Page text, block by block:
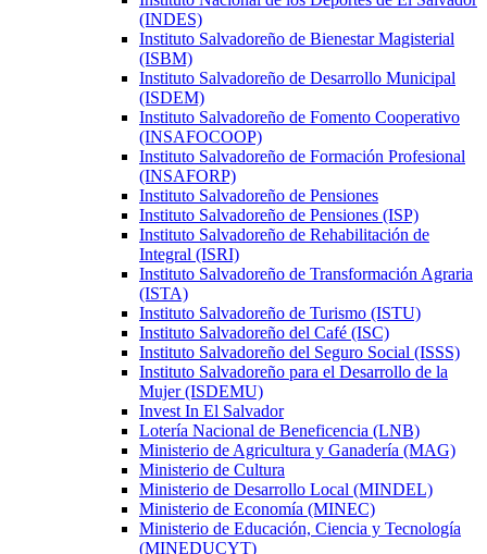
(INDES)
Instituto Salvadoreño de Bienestar Magisterial
(ISBM)
Instituto Salvadoreño de Desarrollo Municipal
(ISDEM)
Instituto Salvadoreño de Fomento Cooperativo
(INSAFOCOOP)
Instituto Salvadoreño de Formación Profesional
(INSAFORP)
Instituto Salvadoreño de Pensiones
Instituto Salvadoreño de Pensiones (ISP)
Instituto Salvadoreño de Rehabilitación de
Integral (ISRI)
Instituto Salvadoreño de Transformación Agraria
(ISTA)
Instituto Salvadoreño de Turismo (ISTU)
Instituto Salvadoreño del Café (ISC)
Instituto Salvadoreño del Seguro Social (ISSS)
Instituto Salvadoreño para el Desarrollo de la
Mujer (ISDEMU)
Invest In El Salvador
Lotería Nacional de Beneficencia (LNB)
Ministerio de Agricultura y Ganadería (MAG)
Ministerio de Cultura
Ministerio de Desarrollo Local (MINDEL)
Ministerio de Economía (MINEC)
Ministerio de Educación, Ciencia y Tecnología
(MINEDUCYT)